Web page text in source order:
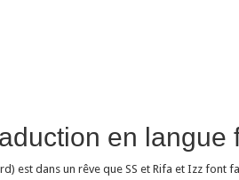
est dans un rêve que SS et Rifa et Izz font